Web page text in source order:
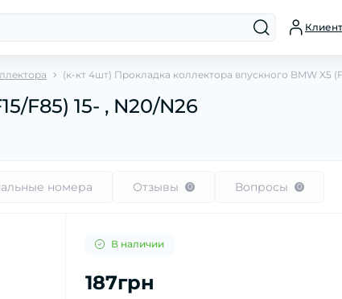
(к-кт 4шт) Прокладка коллектора впускного BMW X5
F85) 15- , N20/N26
номера Отзывы 0 Вопросы 0
В наличии
187грн